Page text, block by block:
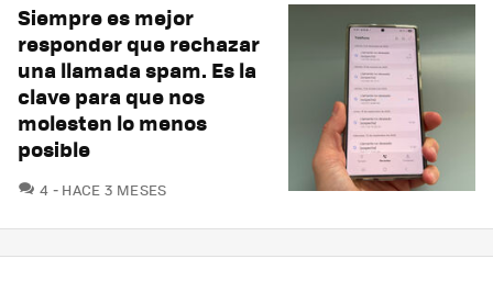
Siempre es mejor
responder que rechazar
una llamada spam. Es la
clave para que nos
molesten lo menos
posible
4 COMENTARIOS
HACE 3 MESES